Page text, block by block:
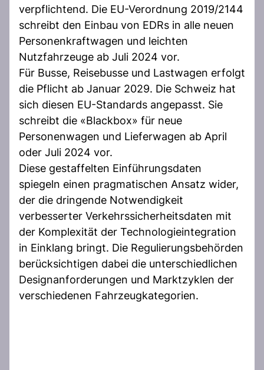
verpflichtend. Die EU-Verordnung 2019/2144
schreibt den Einbau von EDRs in alle neuen
Personenkraftwagen und leichten
Nutzfahrzeuge ab Juli 2024 vor.
Für Busse, Reisebusse und Lastwagen erfolgt
die Pflicht ab Januar 2029. Die Schweiz hat
sich diesen EU-Standards angepasst. Sie
schreibt die «Blackbox» für neue
Personenwagen und Lieferwagen ab April
oder Juli 2024 vor.
Diese gestaffelten Einführungsdaten
spiegeln einen pragmatischen Ansatz wider,
der die dringende Notwendigkeit
verbesserter Verkehrssicherheitsdaten mit
der Komplexität der Technologieintegration
in Einklang bringt. Die Regulierungsbehörden
berücksichtigen dabei die unterschiedlichen
Designanforderungen und Marktzyklen der
verschiedenen Fahrzeugkategorien.